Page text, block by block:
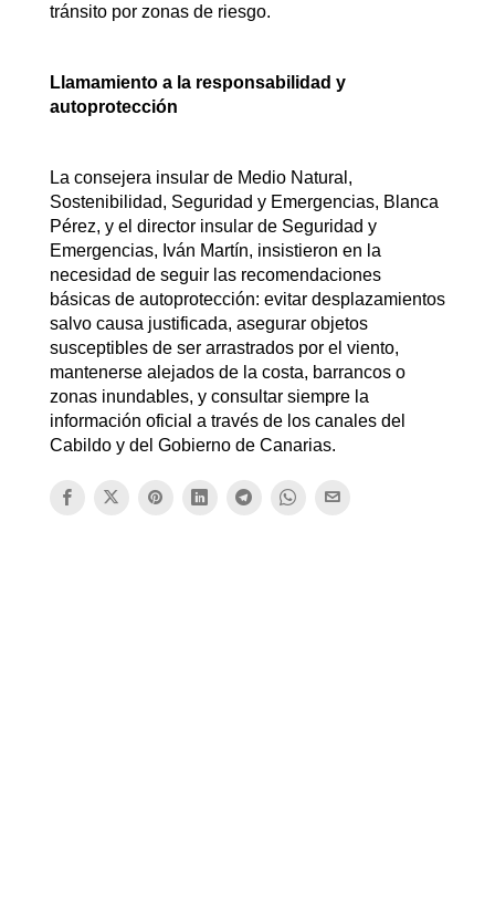
tránsito por zonas de riesgo.
Llamamiento a la responsabilidad y
autoprotección
La consejera insular de Medio Natural,
Sostenibilidad, Seguridad y Emergencias, Blanca
Pérez, y el director insular de Seguridad y
Emergencias, Iván Martín, insistieron en la
necesidad de seguir las recomendaciones
básicas de autoprotección: evitar desplazamientos
salvo causa justificada, asegurar objetos
susceptibles de ser arrastrados por el viento,
mantenerse alejados de la costa, barrancos o
zonas inundables, y consultar siempre la
información oficial a través de los canales del
Cabildo y del Gobierno de Canarias.